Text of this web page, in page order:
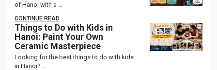
of Hanoi with a ...
CONTINUE READ
Things to Do with Kids in
Hanoi: Paint Your Own
Ceramic Masterpiece
Looking for the best things to do with kids
in Hanoi? ...